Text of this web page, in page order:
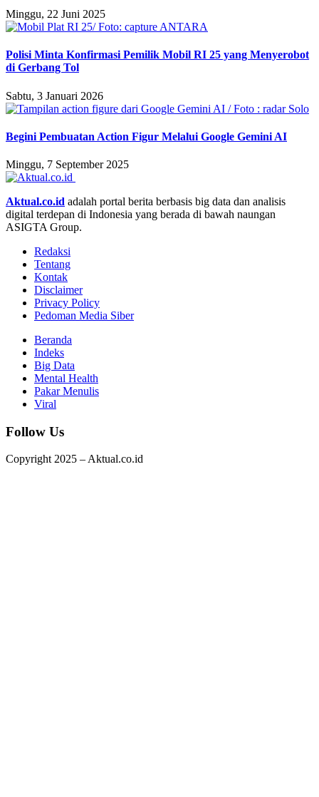
Minggu, 22 Juni 2025
Polisi Minta Konfirmasi Pemilik Mobil RI 25 yang Menyerobot
di Gerbang Tol
Sabtu, 3 Januari 2026
Begini Pembuatan Action Figur Melalui Google Gemini AI
Minggu, 7 September 2025
Aktual.co.id adalah portal berita berbasis big data dan analisis
digital terdepan di Indonesia yang berada di bawah naungan
ASIGTA Group.
Redaksi
Tentang
Kontak
Disclaimer
Privacy Policy
Pedoman Media Siber
Beranda
Indeks
Big Data
Mental Health
Pakar Menulis
Viral
Follow Us
Copyright 2025 – Aktual.co.id